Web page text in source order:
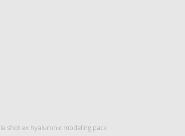
shot ex hyaluronic modeling pack